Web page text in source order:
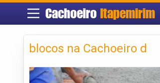
Cachoeiro Itapemirim
blocos na Cachoeiro d